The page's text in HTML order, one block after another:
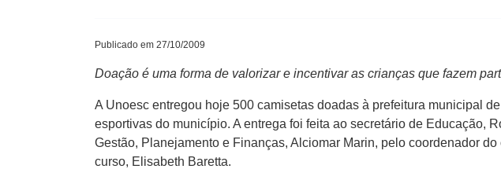
Publicado em 27/10/2009
Doação é uma forma de valorizar e incentivar as crianças que fazem
A Unoesc entregou hoje 500 camisetas doadas à prefeitura municipal
esportivas do município. A entrega foi feita ao secretário de Educação,
Gestão, Planejamento e Finanças, Alciomar Marin, pelo coordenador
curso, Elisabeth Baretta.